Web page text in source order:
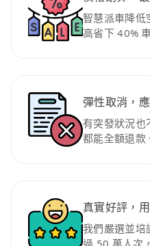
智慧派車降低
高省下 40%
彈性取消，
有突發狀況也
都能全額退款
真實好評，
我們嚴選並培